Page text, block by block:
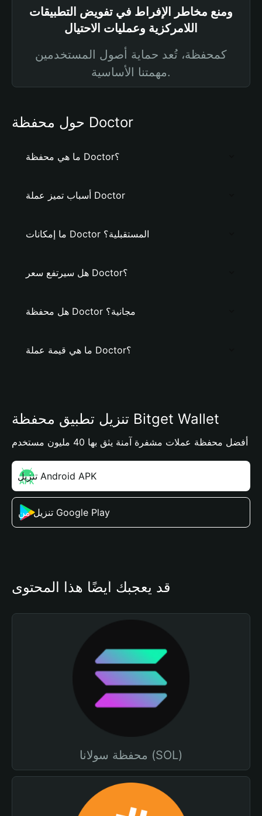
ومنع مخاطر الإفراط في تفويض التطبيقات
اللامركزية وعمليات الاحتيال
كمحفظة، تُعد حماية أصول المستخدمين
مهمتنا الأساسية.
حول محفظة Doctor
ما هي محفظة Doctor؟
أسباب تميز عملة Doctor
ما إمكانات Doctor المستقبلية؟
هل سيرتفع سعر Doctor؟
هل محفظة Doctor مجانية؟
ما هي قيمة عملة Doctor؟
تنزيل تطبيق محفظة Bitget Wallet
أفضل محفظة عملات مشفرة آمنة يثق بها 40 مليون مستخدم
تنزيل Android APK
تنزيل من Google Play
قد يعجبك أيضًا هذا المحتوى
محفظة سولانا (SOL)